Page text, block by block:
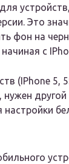
Это
фон на
с
(IPhone 5,
другой
настройки